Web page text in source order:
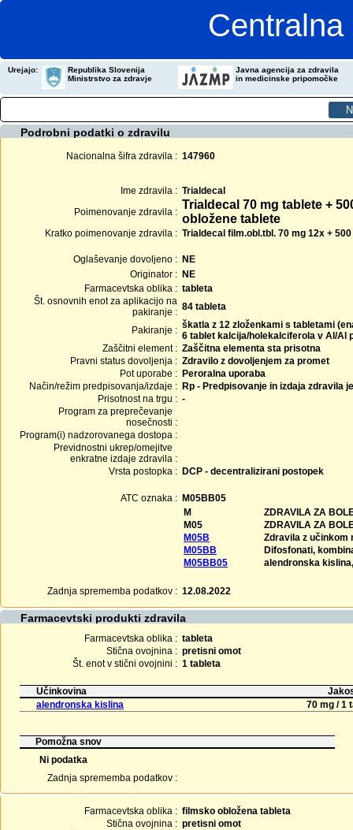
Urejajo:
Republika Slovenija
Ministrstvo za zdravje
Javna agencija za zdravila
in medicinske pripomočke
Podrobni podatki o zdravilu
Nacionalna šifra zdravila : 147960
Ime zdravila : Trialdecal
Poimenovanje zdravila :
Trialdecal 70 mg tablete +
obložene tablete
Kratko poimenovanje zdravila : Trialdecal film.obl.tbl. 70 mg 12x +
Oglaševanje dovoljeno : NE
Originator : NE
Farmacevtska oblika : tableta
Št. osnovnih enot za aplikacijo na
pakiranje : 84 tableta
Pakiranje : škatla z 12 zloženkami s tabletami
6 tablet kalcija/holekalciferola v Al/Al
Zaščitni element : Zaščitna elementa sta prisotna
Pravni status dovoljenja : Zdravilo z dovoljenjem za promet
Pot uporabe : Peroralna uporaba
Način/režim predpisovanja/izdaje : Rp - Predpisovanje in izdaja zdravila
Prisotnost na trgu : -
Program za preprečevanje
nosečnosti :
Program(i) nadzorovanega dostopa :
Previdnostni ukrep/omejitve
enkratne izdaje zdravila :
Vrsta postopka : DCP - decentralizirani postopek
ATC oznaka : M05BB05
M
ZDRAVILA ZA
M05
ZDRAVILA ZA
M05B
Zdravila z učinkom
M05BB
Difosfonati,
M05BB05
alendronska
Zadnja sprememba podatkov : 12.08.2022
Farmacevtski produkti zdravila
Farmacevtska oblika : tableta
Stična ovojnina : pretisni omot
Št. enot v stični ovojnini : 1 tableta
Učinkovina
alendronska kislina
70 mg / 1
Pomožna snov
Ni podatka
Zadnja sprememba podatkov :
Farmacevtska oblika : filmsko obložena tableta
Stična ovojnina : pretisni omot